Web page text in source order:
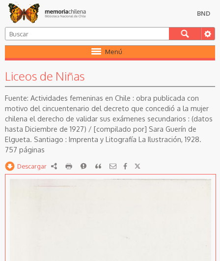
BND
Menú
Liceos de Niñas
Actividades femeninas en Chile : obra publicada con
motivo del cincuentenario del decreto que concedió a la mujer
chilena el derecho de validar sus exámenes secundarios : (datos
hasta Diciembre de 1927) / [compilado por] Sara Guerín de
Elgueta. Santiago : Imprenta y Litografía La Ilustración, 1928.
757 páginas
Descargar RDF imprimirReportarCitar